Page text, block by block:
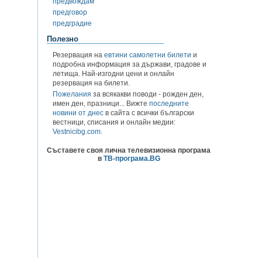
предговор
предградие
Полезно
Резервация на евтини самолетни билети и
подробна информация за държави, градове и
летища. Най-изгодни цени и онлайн
резервация на билети.
Пожелания за всякакви поводи - рожден ден,
имен ден, празници... Вижте последните
новини от днес в сайта с всички български
вестници, списания и онлайн медии:
Vestnicibg.com.
Съставете своя лична телевизионна програма
в ТВ-програма.BG